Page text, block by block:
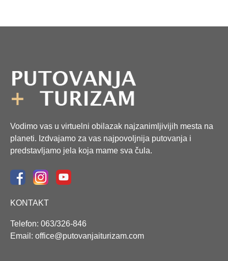
Vodimo vas u virtuelni obilazak najzanimljivijih mesta na
planeti. Izdvajamo za vas najpovoljnija putovanja i
predstavljamo jela koja mame sva čula.
KONTAKT
Telefon: 063/326-846
Email: office@putovanjaiturizam.com